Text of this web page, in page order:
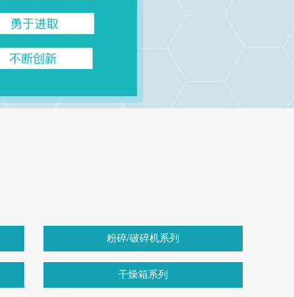
粉碎/破碎机系列
干燥箱系列